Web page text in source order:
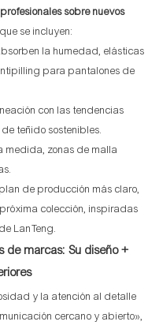
sobre nuevos
se incluyen:
la humedad, elásticas
para pantalones de
con las tendencias
teñido sostenibles.
medida, zonas de malla
de producción más claro,
colección, inspiradas
LanTeng.
de marcas: Su diseño +
y la atención al detalle
cercano y abierto»,